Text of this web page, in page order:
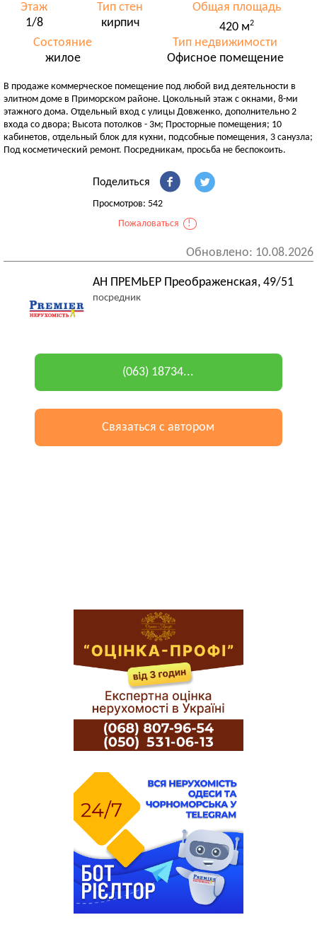
Этаж
1/8
Тип стен
кирпич
Общая площадь
420 м2
Состояние
жилое
Тип недвижимости
Офисное помещение
В продаже коммерческое помещение под любой вид деятельности в
элитном доме в Приморском районе. Цокольный этаж с окнами, 8-ми
этажного дома. Отдельный вход с улицы Довженко, дополнительно 2
входа со двора; Высота потолков - 3м; Просторные помещения; 10
кабинетов, отдельный блок для кухни, подсобные помещения, 3 санузла;
Под косметический ремонт. Посредникам, просьба не беспокоить.
Поделиться
Просмотров: 542
Пожаловаться
!
Обновлено: 10.08.2026
АН ПРЕМЬЕР Преображенская, 49/51
посредник
(063) 18734...
Связаться с автором